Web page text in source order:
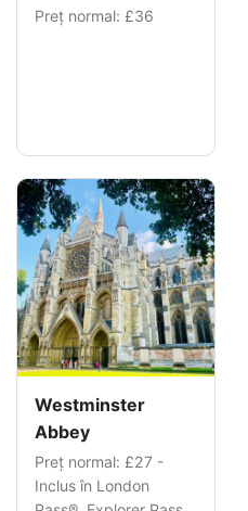
Preț normal: £36
Westminster
Abbey
Preț normal: £27 -
Inclus în London